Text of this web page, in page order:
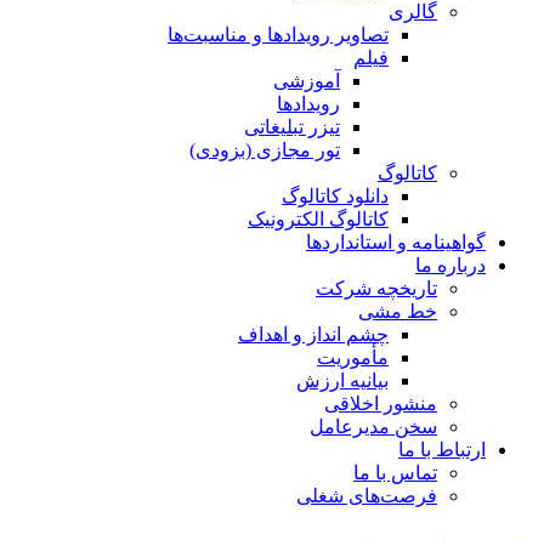
گالری
تصاویر رویدادها و مناسبت‌ها
فیلم
آموزشی
رویدادها
تیزر تبلیغاتی
تور مجازی (بزودی)
کاتالوگ
دانلود کاتالوگ
کاتالوگ الکترونیک
گواهینامه و استانداردها
درباره ما
تاریخچه شرکت
خط مشی
چشم انداز و اهداف
مأموریت
بیانیه ارزش
منشور اخلاقی
سخن مدیرعامل
ارتباط با ما
تماس با ما
فرصت‌های شغلی